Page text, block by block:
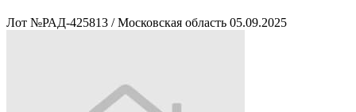
Лот №РАД-425813 / Московская область 05.09.2025